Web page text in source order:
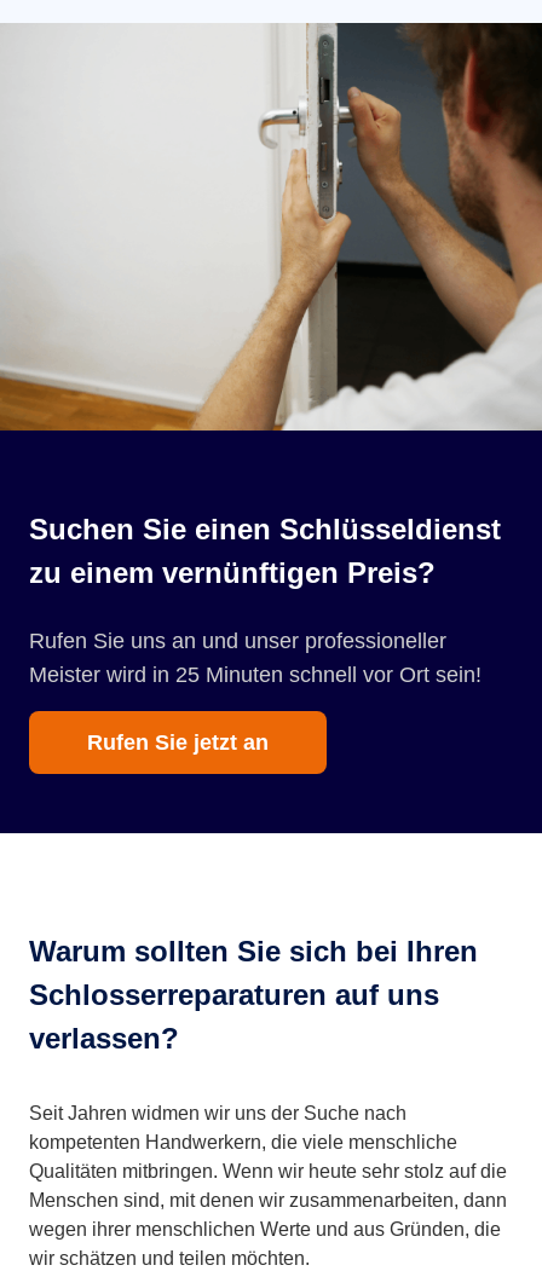
Suchen Sie einen Schlüsseldienst
zu einem vernünftigen Preis?
Rufen Sie uns an und unser professioneller
Meister wird in 25 Minuten schnell vor Ort sein!
Rufen Sie jetzt an
Warum sollten Sie sich bei Ihren
Schlosserreparaturen auf uns
verlassen?
Seit Jahren widmen wir uns der Suche nach
kompetenten Handwerkern, die viele menschliche
Qualitäten mitbringen. Wenn wir heute sehr stolz auf die
Menschen sind, mit denen wir zusammenarbeiten, dann
wegen ihrer menschlichen Werte und aus Gründen, die
wir schätzen und teilen möchten.